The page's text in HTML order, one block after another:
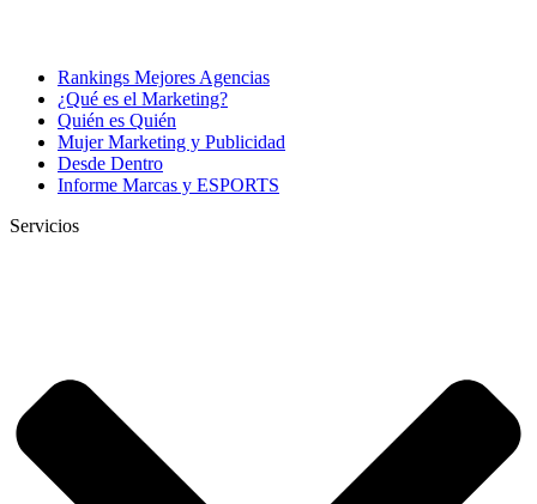
Rankings Mejores Agencias
¿Qué es el Marketing?
Quién es Quién
Mujer Marketing y Publicidad
Desde Dentro
Informe Marcas y ESPORTS
Servicios